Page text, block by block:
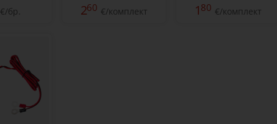
€/бр. 260 €/комплект 1 80 €/комплект